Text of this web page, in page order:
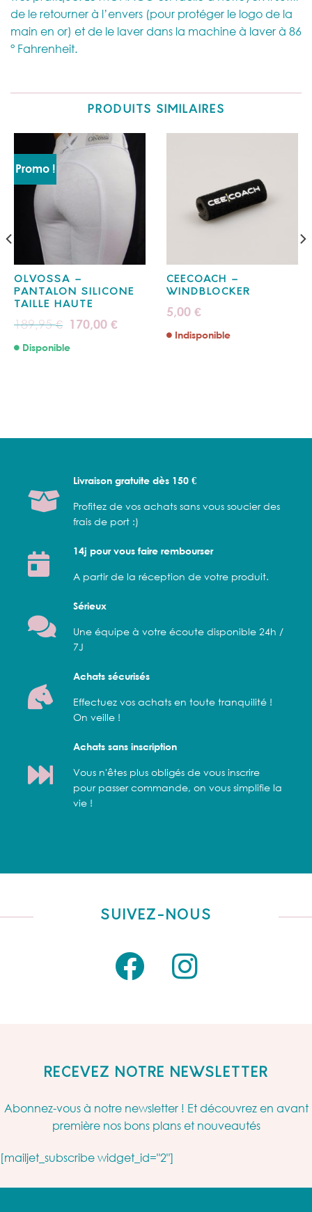
de le retourner à l’envers (pour protéger le logo de la
main en or) et de le laver dans la machine à laver à 86
° Fahrenheit.
PRODUITS SIMILAIRES
Promo !
OLVOSSA –
PANTALON SILICONE
TAILLE HAUTE
189,95€ Le
prix
était :
170,00€Le
prix
Disponible
CEECOACH –
WINDBLOCKER
5,00 €
Indisponible
Livraison gratuite dès 150 €
Profitez de vos achats sans vous soucier des
frais de port :)
14j pour vous faire rembourser
A partir de la réception de votre produit.
Sérieux
Une équipe à votre écoute disponible 24h /
7J
Achats sécurisés
Effectuez vos achats en toute tranquilité !
On veille !
Achats sans inscription
Vous n'êtes plus obligés de vous inscrire
pour passer commande, on vous simplifie la
vie !
SUIVEZ-NOUS
RECEVEZ NOTRE NEWSLETTER
Abonnez-vous à notre newsletter ! Et découvrez en avant
première nos bons plans et nouveautés
[mailjet_subscribe widget_id="2"]